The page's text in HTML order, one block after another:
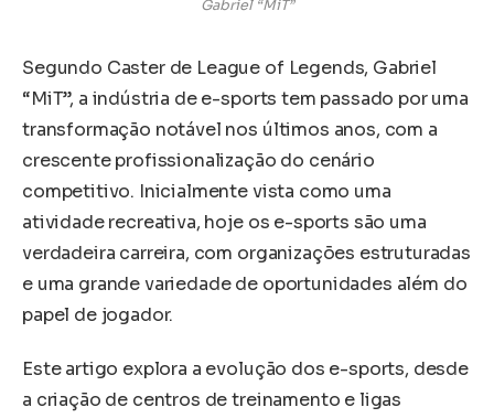
Gabriel “MiT”
Segundo Caster de League of Legends, Gabriel
“MiT”, a indústria de e-sports tem passado por uma
transformação notável nos últimos anos, com a
crescente profissionalização do cenário
competitivo. Inicialmente vista como uma
atividade recreativa, hoje os e-sports são uma
verdadeira carreira, com organizações estruturadas
e uma grande variedade de oportunidades além do
papel de jogador.
Este artigo explora a evolução dos e-sports, desde
a criação de centros de treinamento e ligas